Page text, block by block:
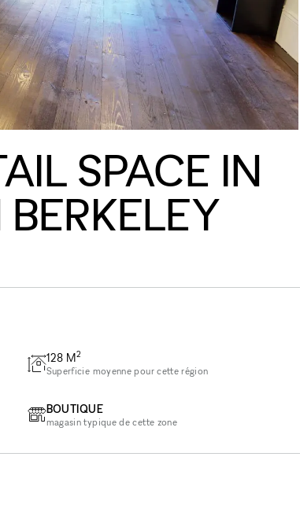
SPACE IN
128 M2
Superficie moyenne pour cette région
BOUTIQUE
magasin typique de cette zone